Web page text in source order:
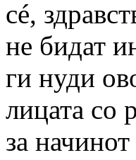
сé,
не бидат
ги нуди
лицата со
за